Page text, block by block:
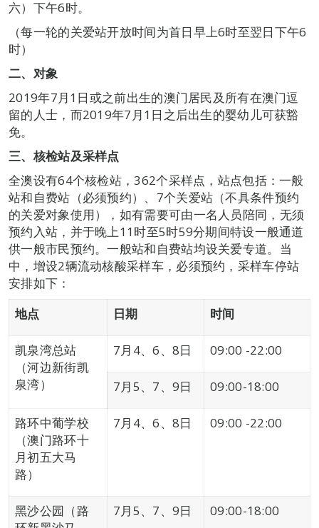
六）下午6时。
（每一轮的关爱站开放时间为首日早上6时至翌日下午6
时）
二、对象
2019年7月1日或之前出生的澳门居民及所有在澳门逗
留的人士，而2019年7月1日之后出生的婴幼儿可获豁
免。
三、核检站及采样点
全澳设有64个核检站，362个采样点，站点包括：一般
站和自费站（必须预约）、7个关爱站（不具条件预约
的关爱对象使用），如有需要可由一名人员陪同，无须
预约入站，并于晚上11时至5时59分期间特设一般通道
供一般市民预约。一般站和自费站均设关爱专道。当
中，增设2辆流动核酸采样车，必须预约，采样车停站
安排如下：
地点
日期 时间
凯泉湾总站
（河边新街凯
泉湾）
7月4、6、8日 09:00 -22:00
7月5、7、9日 09:00-18:00
路环中葡学校
（澳门路环十
月初五大马
路）
7月4、6、8日 09:00 -22:00
黑沙公园（路
7月5、7、9日 09:00-18:00